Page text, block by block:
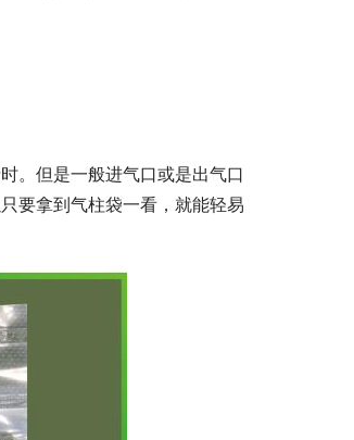
。但是一般进气口或是出气口
要拿到气柱袋一看，就能轻易